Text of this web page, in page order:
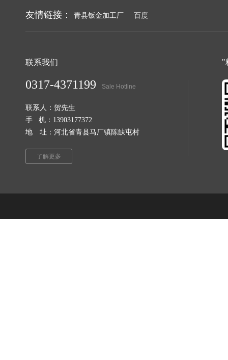
友情链接： 青县钣金加工厂 百度
联系我们
0317-4371199 Sale Hotline
联系人：贺先生
手 机：13903177372
地 址：河北省青县马厂镇陈缺屯村
了解更多
"